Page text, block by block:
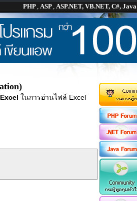
PHP, ASP, ASP.NET, VB.NET, C#, Java
ในการอ่านไฟล์ Excel